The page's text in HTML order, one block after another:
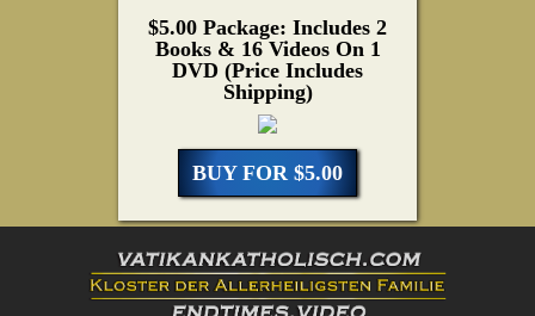
$5.00 Package: Includes 2
Books & 16 Videos On 1
DVD (Price Includes
Shipping)
BUY FOR $5.00